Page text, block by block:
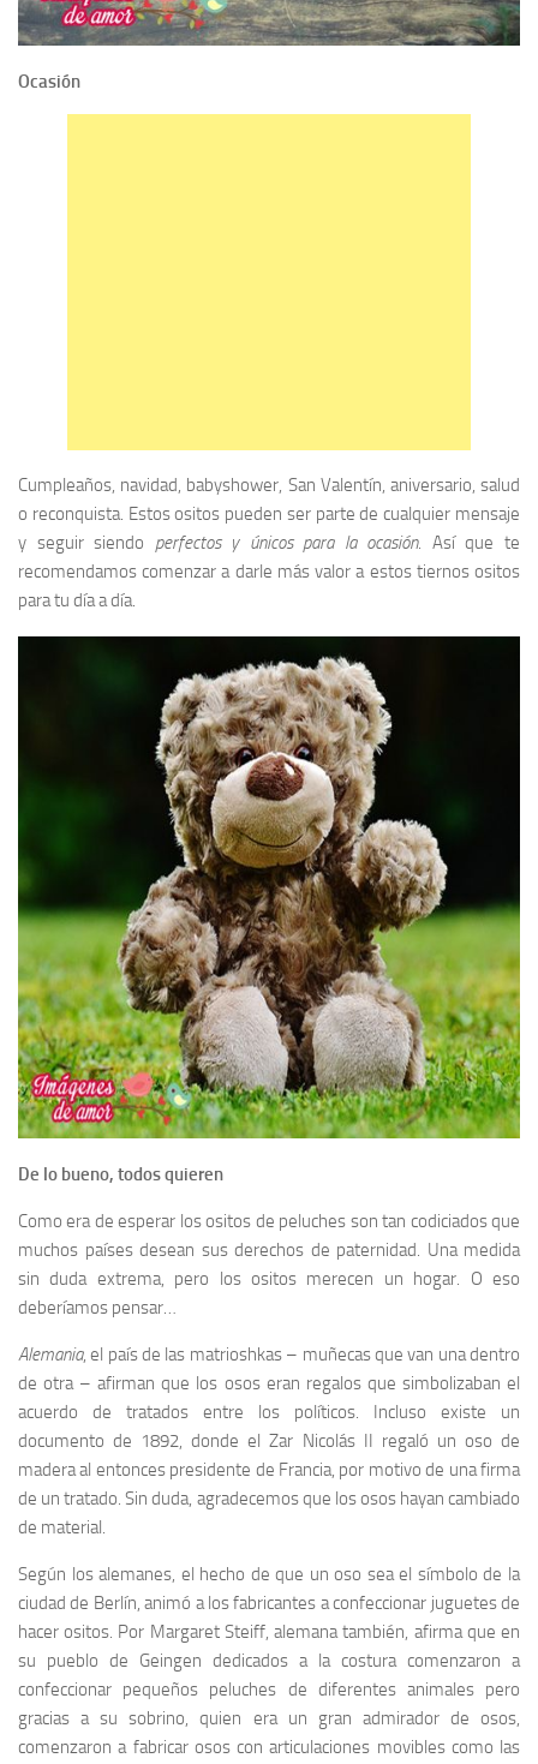
Ocasión
Cumpleaños, navidad, babyshower, San Valentín, aniversario, salud
o reconquista. Estos ositos pueden ser parte de cualquier mensaje
y seguir siendo perfectos y únicos para la ocasión. Así que te
recomendamos comenzar a darle más valor a estos tiernos ositos
para tu día a día.
De lo bueno, todos quieren
Como era de esperar los ositos de peluches son tan codiciados que
muchos países desean sus derechos de paternidad. Una medida
sin duda extrema, pero los ositos merecen un hogar. O eso
deberíamos pensar…
Alemania, el país de las matrioshkas – muñecas que van una dentro
de otra – afirman que los osos eran regalos que simbolizaban el
acuerdo de tratados entre los políticos. Incluso existe un
documento de 1892, donde el Zar Nicolás II regaló un oso de
madera al entonces presidente de Francia, por motivo de una firma
de un tratado. Sin duda, agradecemos que los osos hayan cambiado
de material.
Según los alemanes, el hecho de que un oso sea el símbolo de la
ciudad de Berlín, animó a los fabricantes a confeccionar juguetes de
hacer ositos. Por Margaret Steiff, alemana también, afirma que en
su pueblo de Geingen dedicados a la costura comenzaron a
confeccionar pequeños peluches de diferentes animales pero
gracias a su sobrino, quien era un gran admirador de osos,
comenzaron a fabricar osos con articulaciones movibles como las